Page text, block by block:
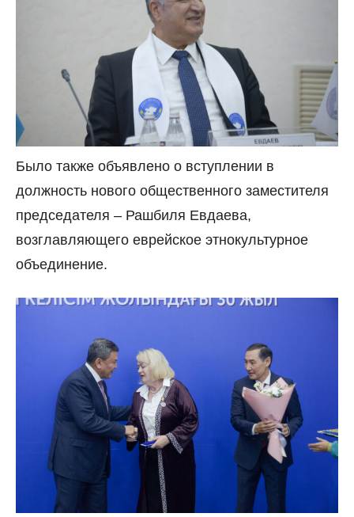
Было также объявлено о вступлении в
должность нового общественного заместителя
председателя – Рашбиля Евдаева,
возглавляющего еврейское этнокультурное
объединение.